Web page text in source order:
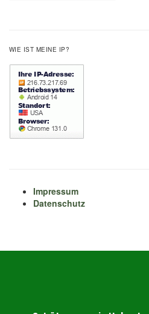
WIE IST MEINE IP?
Impressum
Datenschutz